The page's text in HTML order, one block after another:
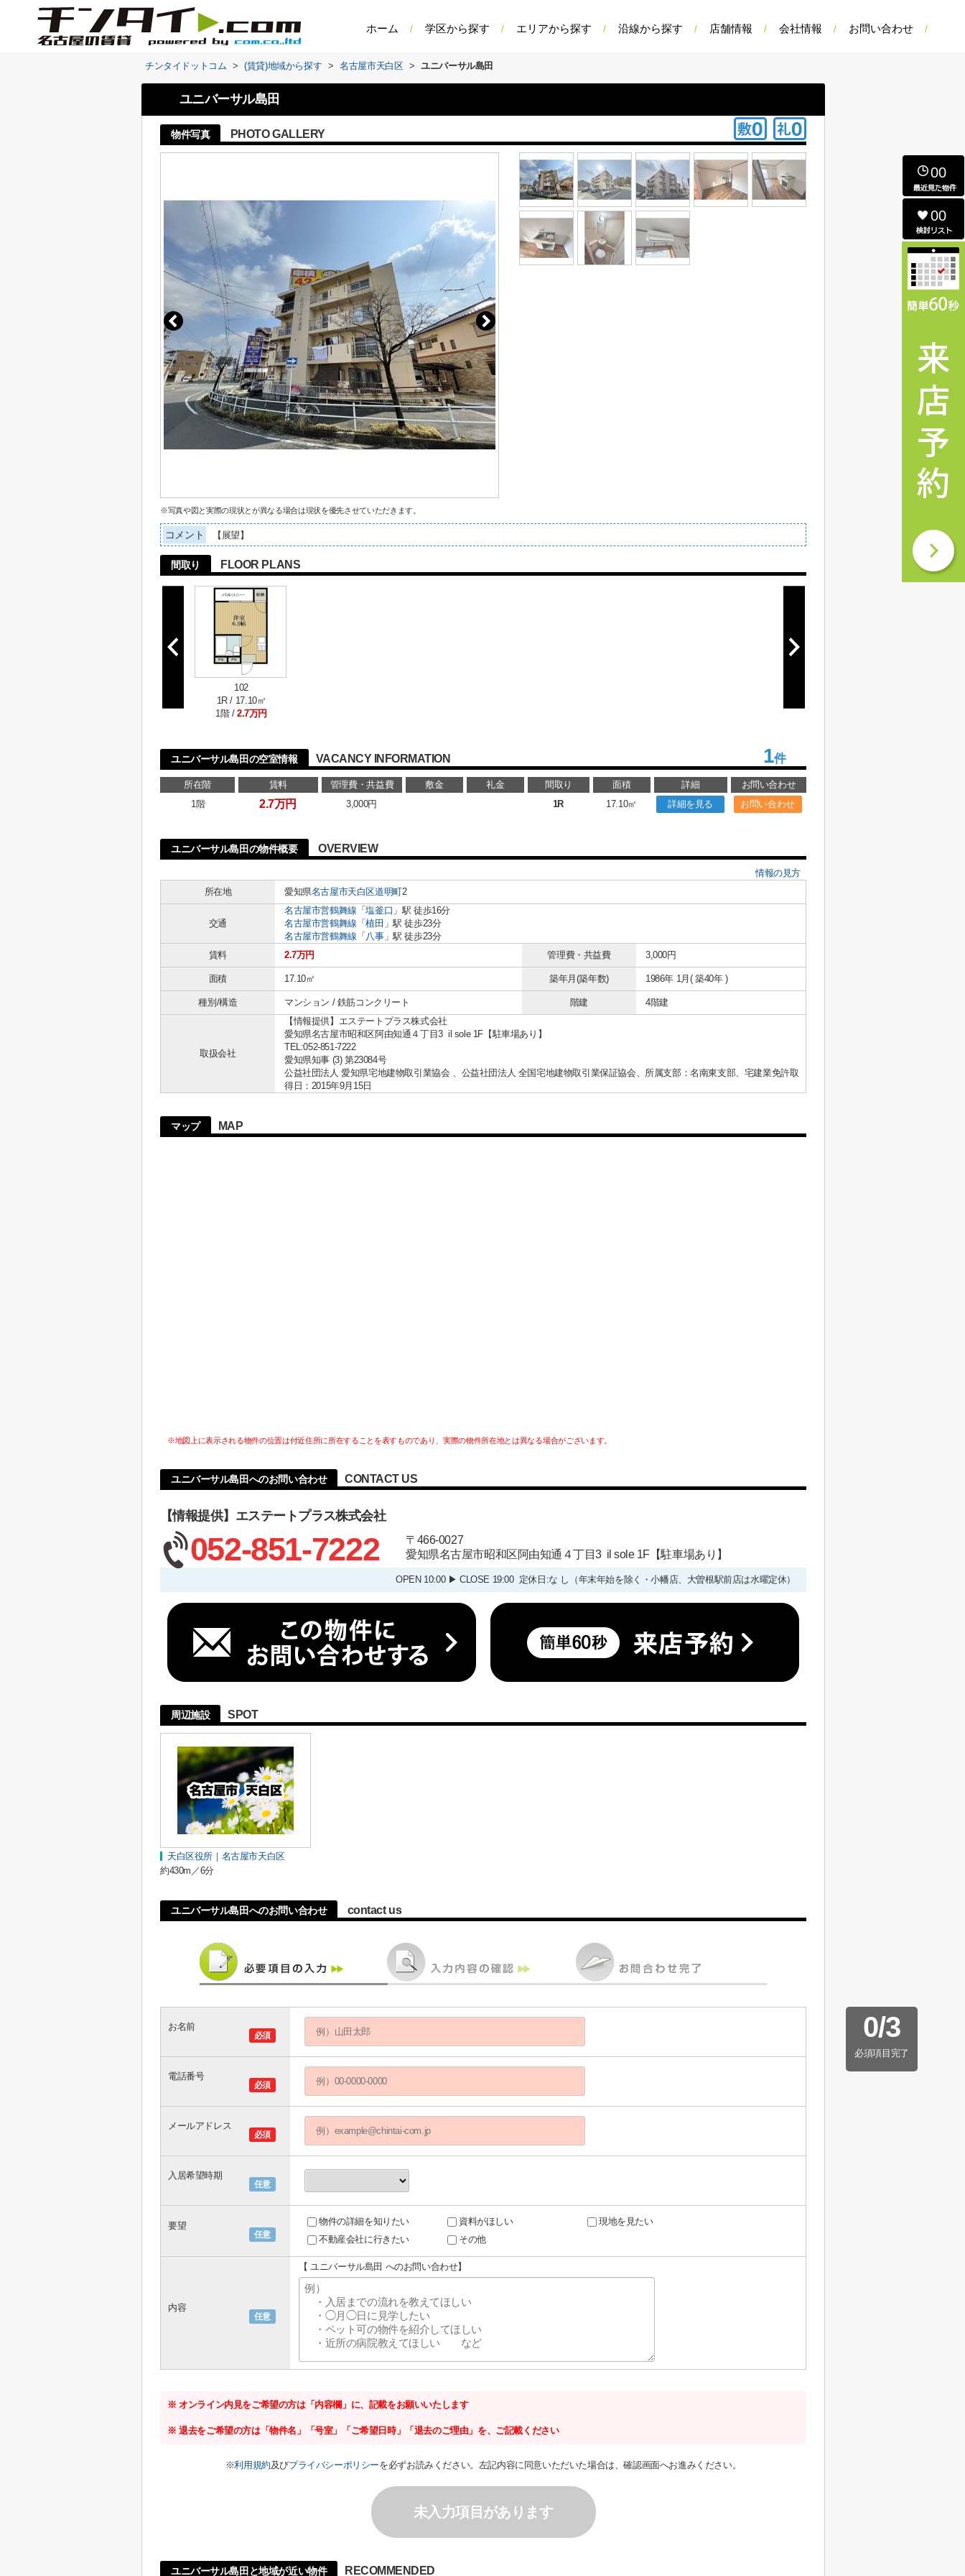
ホーム 学区から探す エリアから探す 沿線から探す 店舗情報 会社情報 お問い合わせ
チンタイドットコム > (賃貸)地域から探す > 名古屋市天白区 > ユニバーサル島田
ユニバーサル島田
物件写真 PHOTO GALLERY
※写真や図と実際の現状とが異なる場合は現状を優先させていただきます。
コメント 【展望】
間取り FLOOR PLANS
102
1R / 17.10㎡
1階 / 2.7万円
ユニバーサル島田の空室情報 VACANCY INFORMATION 1件
所在階 賃料 管理費・共益費 敷金 礼金 間取り 面積 詳細
お問い合わせ
1階
2.7万円 3,000円 1R 17.10㎡ 詳細を見る お問い合わせ
ユニバーサル島田の物件概要 OVERVIEW
情報の見方
所在地
愛知県名古屋市天白区道明町2
交通
名古屋市営鶴舞線 「塩釜口 」駅 徒歩16分
名古屋市営鶴舞線 「植田 」駅 徒歩23分
名古屋市営鶴舞線 「 八事」駅 徒歩23分
賃料
2.7万円 管理費・共益費 3,000円
面積 17.10㎡ 築年月(築年数) 1986年 1月( 築40年 )
種別/構造 マンション / 鉄筋コンクリート 階建 4階建
取扱会社
【情報提供】エステートプラス株式会社
愛知県名古屋市昭和区阿由知通４丁目3 il sole 1F【駐車場あり】
TEL:052-851-7222
愛知県知事 (3) 第23084号
公益社団法人 愛知県宅地建物取引業協会 、公益社団法人 全国宅地建物取引業保証協会、所属支部：名南東支部、宅建業免許取
得日：2015年9月15日
マップ MAP
※地図上に表示される物件の位置は付近住所に所在することを表すものであり、実際の物件所在地とは異なる場合がございます。
ユニバーサル島田へのお問い合わせ CONTACT US
【情報提供】エステートプラス株式会社
052-851-7222
〒466-0027
愛知県名古屋市昭和区阿由知通４丁目3 il sole 1F【駐車場あり】
OPEN 10:00 ▶ CLOSE 19:00 定休日:な し（年末年始を除く・小幡店、大曽根駅前店は水曜定休）
周辺施設 SPOT
天白区役所｜名古屋市天白区
約430m／6分
ユニバーサル島田へのお問い合わせ contact us
0/3
必須項目完了
必須
お名前
必須
電話番号
必須
メールアドレス
任意
入居希望時期
任意
要望 物件の詳細を知りたい 資料がほしい
現地を見たい
不動産会社に行きたい
その他
任意
内容
【 ユニバーサル島田 へのお問い合わせ】
※ オンライン内見をご希望の方は「内容欄」に、記載をお願いいたします
※ 退去をご希望の方は「物件名」「号室」「ご希望日時」「退去のご理由」を、ご記載ください
※利用規約及びプライバシーポリシーを必ずお読みください。左記内容に同意いただいた場合は、確認画面へお進みください。
未入力項目があります
ユニバーサル島田と地域が近い物件 RECOMMENDED
00
00